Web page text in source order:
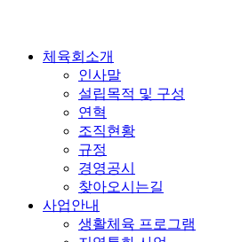
체육회소개
인사말
설립목적 및 구성
연혁
조직현황
규정
경영공시
찾아오시는길
사업안내
생활체육 프로그램